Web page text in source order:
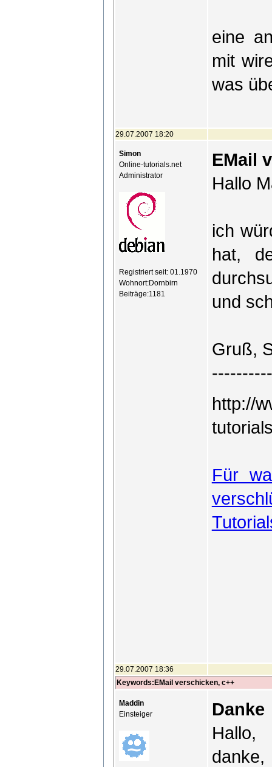
eine
mit
was
29.07.2007 18:20
Simon
Online-tutorials.net
Administrator
Registriert seit: 01.1970
Wohnort:Dornbirn
Beiträge:1181
EMail
Hallo
ich
hat,
und
Gruß,
http://
Für
29.07.2007 18:36
Keywords:EMail verschicken, c++
Maddin
Einsteiger
Danke
Hallo,